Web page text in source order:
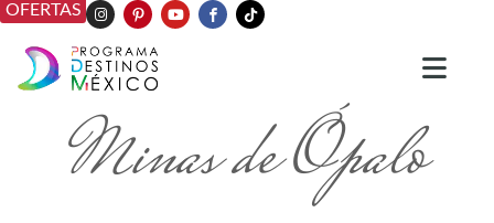
OFERTAS
Minas de Ópalo